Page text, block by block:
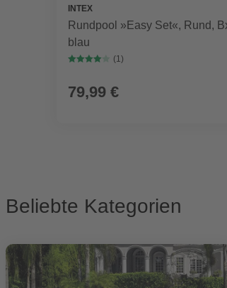
INTEX
Rundpool »Easy Set«, Rund,
blau
(1)
79,99 €
Beliebte Kategorien